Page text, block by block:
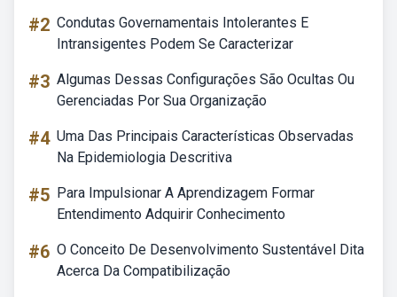
#2 Condutas Governamentais Intolerantes E
Intransigentes Podem Se Caracterizar
#3 Algumas Dessas Configurações São Ocultas Ou
Gerenciadas Por Sua Organização
#4 Uma Das Principais Características Observadas
Na Epidemiologia Descritiva
#5 Para Impulsionar A Aprendizagem Formar
Entendimento Adquirir Conhecimento
#6 O Conceito De Desenvolvimento Sustentável Dita
Acerca Da Compatibilização